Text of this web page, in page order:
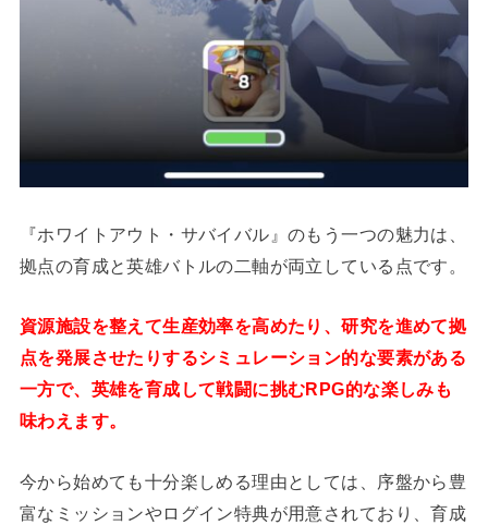
『ホワイトアウト・サバイバル』のもう一つの魅力は、
拠点の育成と英雄バトルの二軸が両立している点です。
資源施設を整えて生産効率を高めたり、研究を進めて拠
点を発展させたりするシミュレーション的な要素がある
一方で、英雄を育成して戦闘に挑むRPG的な楽しみも
味わえます。
今から始めても十分楽しめる理由としては、序盤から豊
富なミッションやログイン特典が用意されており、育成